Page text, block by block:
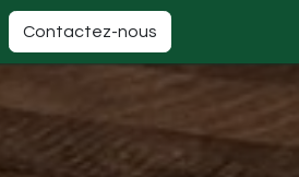
Contactez-nous